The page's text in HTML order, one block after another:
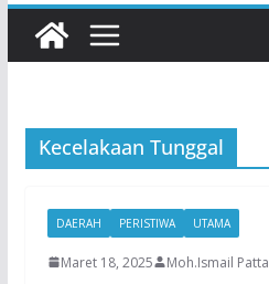
Kecelakaan Tunggal
DAERAH PERISTIWA UTAMA
Maret 18, 2025 Moh.Ismail Patta